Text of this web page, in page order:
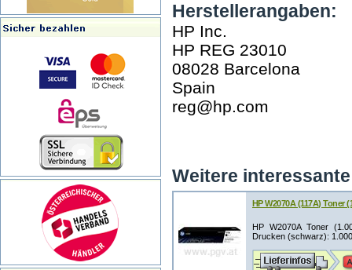
Herstellerangaben:
HP Inc.
HP REG 23010
08028 Barcelona
Spain
reg@hp.com
Weitere
HP W2070A (117A) Toner
HP W2070A Toner
Drucken (schwarz):